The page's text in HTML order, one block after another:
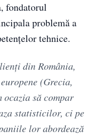
fondatorul
problemă a
tehnice.
din România,
(Grecia,
ocazia să compar
statisticilor, ci pe
lor abordează